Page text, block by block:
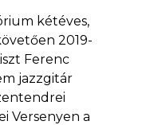
kétéves,
2019-
Ferenc
jazzgitár
Versenyen a